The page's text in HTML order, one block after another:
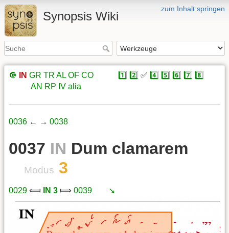
zum Inhalt springen
Synopsis Wiki
🔘 IN GR TR AL OF CO 1️⃣ 2️⃣ ✅ 4️⃣ 5️⃣ 6️⃣ 7️⃣ 8️⃣
AN RP IV alia
0036 ← → 0038
0037 IN Dum clamarem
Modus 3
0029 ⟽ IN 3 ⟾ 0039 ↘️